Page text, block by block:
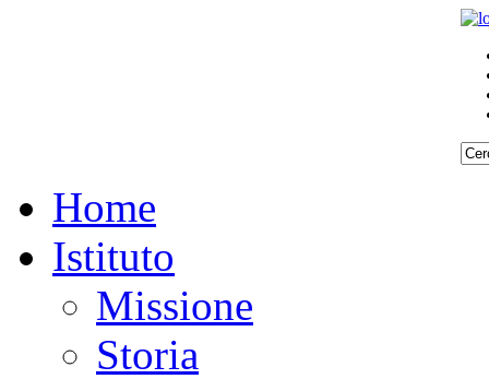
Home
Istituto
Missione
Storia